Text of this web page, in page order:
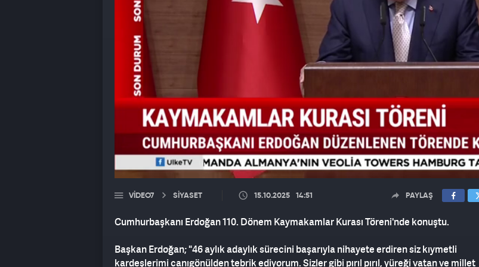
VIDEO7 SİYASET 15.10.2025 14:51 PAYLAŞ
Cumhurbaşkanı Erdoğan 110. Dönem Kaymakamlar Kurası Töreni'nde konuştu.
Başkan Erdoğan; "46 aylık adaylık sürecini başarıyla nihayete erdiren siz kıymetli
kardeşlerimi canıgönülden tebrik ediyorum. Sizler gibi pırıl pırıl, yüreği vatan ve millet